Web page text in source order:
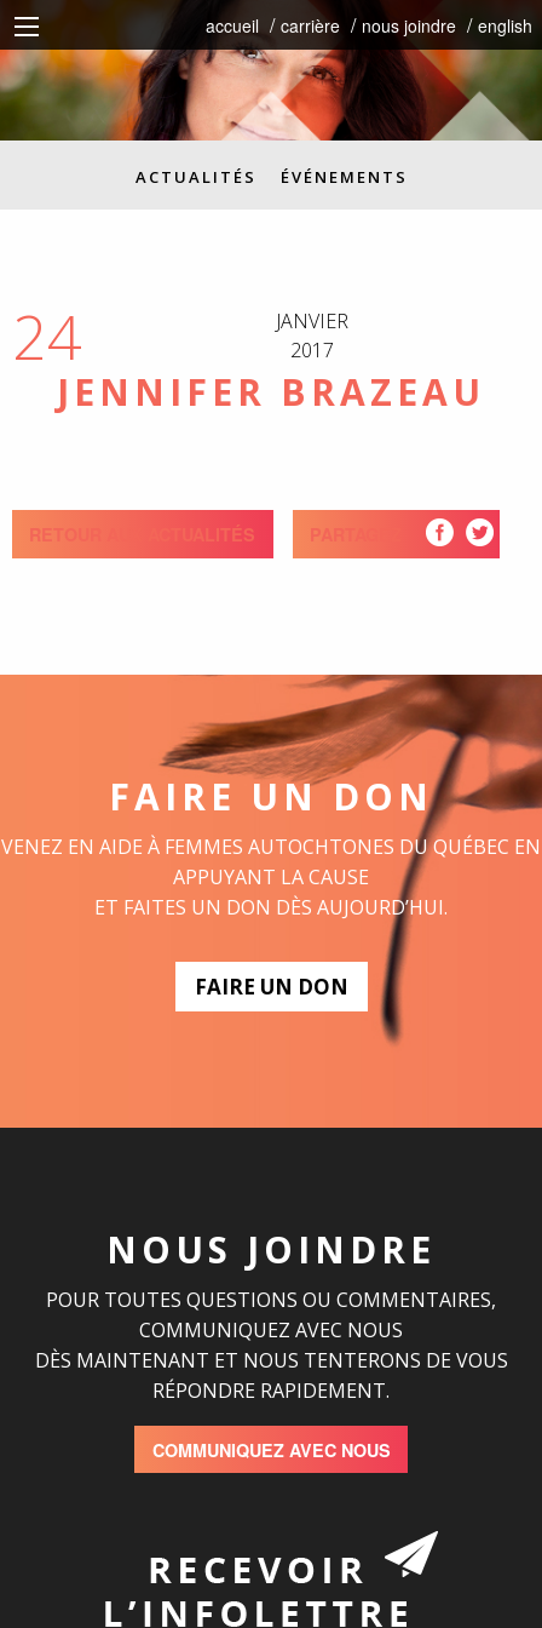
accueil carrière nous joindre english
ACTUALITÉS ÉVÉNEMENTS
24
JANVIER
2017
JENNIFER BRAZEAU
RETOUR AUX ACTUALITÉS PARTAGEZ
FAIRE UN DON
VENEZ EN AIDE À FEMMES AUTOCHTONES DU QUÉBEC EN
APPUYANT LA CAUSE
ET FAITES UN DON DÈS AUJOURD’HUI.
FAIRE UN DON
NOUS JOINDRE
POUR TOUTES QUESTIONS OU COMMENTAIRES,
COMMUNIQUEZ AVEC NOUS
DÈS MAINTENANT ET NOUS TENTERONS DE VOUS
RÉPONDRE RAPIDEMENT.
COMMUNIQUEZ AVEC NOUS